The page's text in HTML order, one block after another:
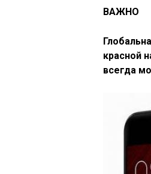
ВАЖНО
красной
всегда